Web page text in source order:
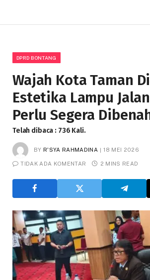
DPRD BONTANG
Wajah Kota Taman
Estetika Lampu
Perlu Segera
Telah dibaca : 736 Kali.
BY R'SYA RAHMADINA 18 MEI 2026
TIDAK ADA KOMENTAR 2 MINS READ